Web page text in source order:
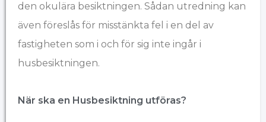
den okulära besiktningen. Sådan utredning kan
även föreslås för misstänkta fel i en del av
fastigheten som i och för sig inte ingår i
husbesiktningen.
När ska en Husbesiktning utföras?